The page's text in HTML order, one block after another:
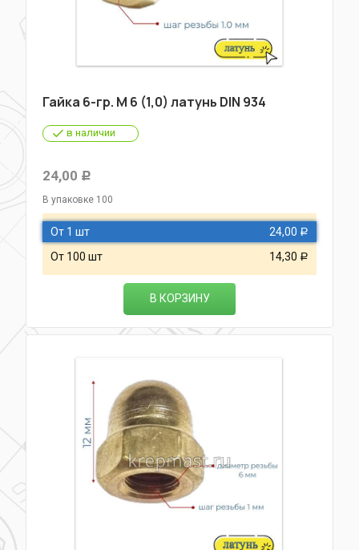
Гайка 6-гр. М 6 (1,0) латунь DIN 934
в наличии
24,00 Р
В упаковке 100
От 1 шт 24,00 Р
От 100 шт 14,30 Р
В КОРЗИНУ